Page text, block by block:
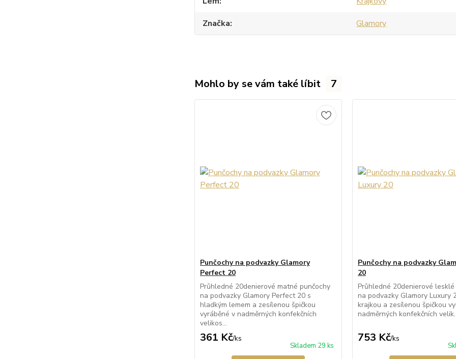
Značka
Glamory
Mohlo by se vám také líbit 7
Punčochy na podvazky Glamory
Perfect 20
Průhledné 20denierové matné punčochy
na podvazky Glamory Perfect 20 s
hladkým lemem a zesílenou špičkou
vyráběné v nadměrných konfekčních
velikos...
361 Kč/ks
Skladem 29 ks
Punčochy na podvazky
20
Průhledné 20denierové
na podvazky Glamory Luxury
krajkou a zesílenou špičkou
nadměrných konfekčních
753 Kč/ks